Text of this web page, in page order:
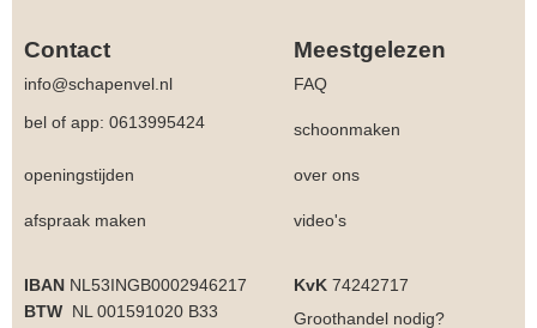
Contact Meestgelezen
info@schapenvel.nl
FAQ
bel of app: 0613995424
schoonmaken
openingstijden over ons
afspraak maken video's
IBAN NL53INGB0002946217 KvK 74242717
BTW NL 001591020 B33 Groothandel nodig?